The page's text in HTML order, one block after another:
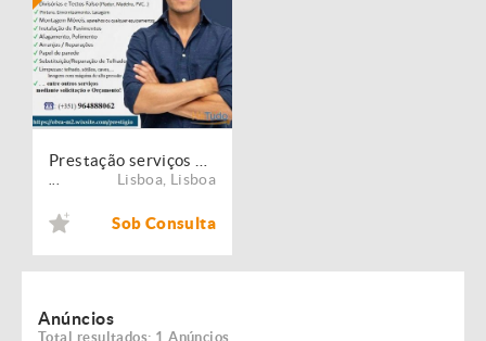
Lisboa Lisboa
Sob Consulta
Anúncios
Total resultados: 1 Anúncios